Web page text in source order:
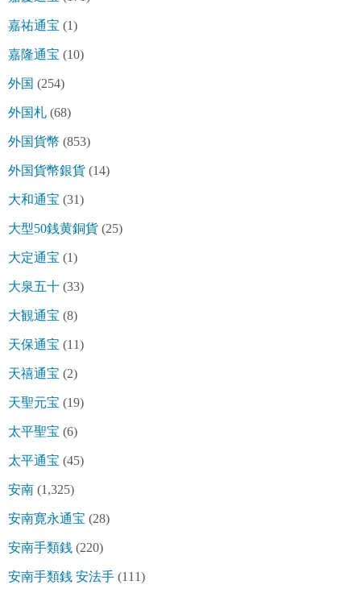
嘉祐通宝 (1)
嘉隆通宝 (10)
外国 (254)
外国札 (68)
外国貨幣 (853)
外国貨幣銀貨 (14)
大和通宝 (31)
大型50銭黄銅貨 (25)
大定通宝 (1)
大泉五十 (33)
大観通宝 (8)
天保通宝 (11)
天禧通宝 (2)
天聖元宝 (19)
太平聖宝 (6)
太平通宝 (45)
安南 (1,325)
安南寛永通宝 (28)
安南手類銭 (220)
安南手類銭 安法手 (111)